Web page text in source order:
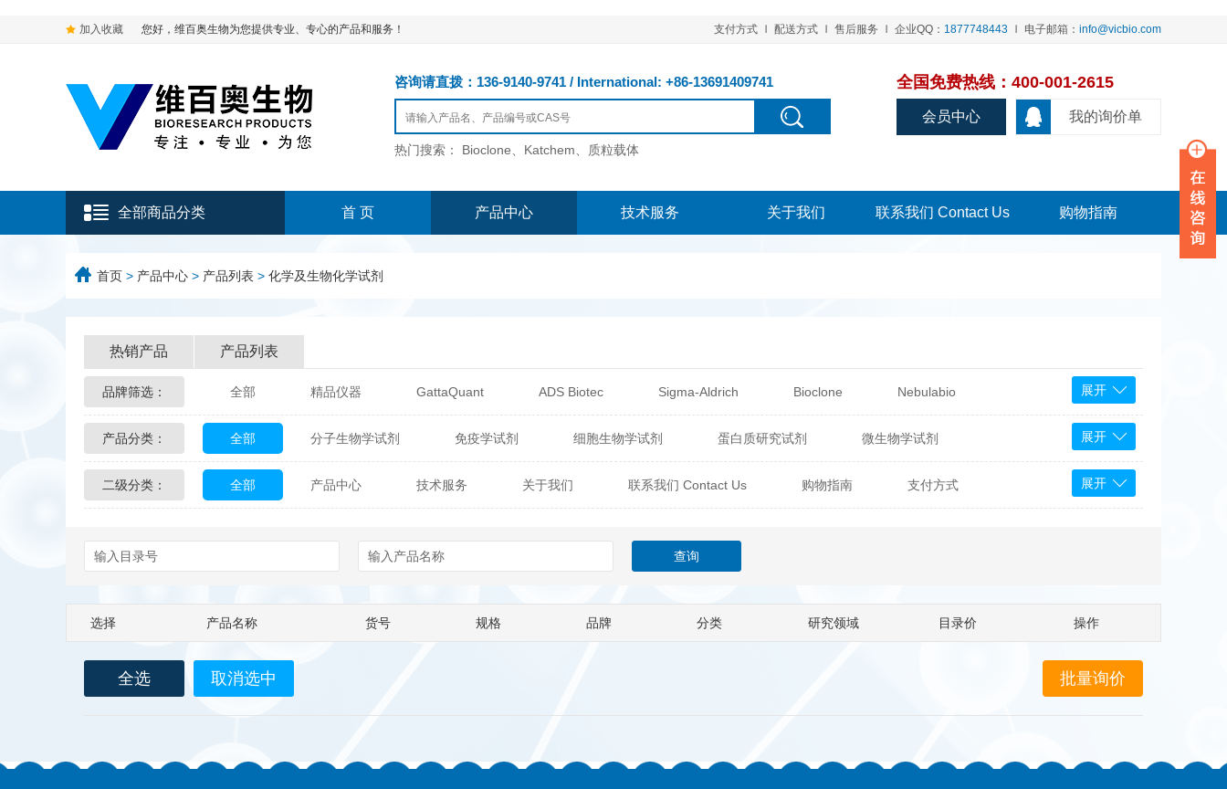
加入收藏 您好，维百奥生物为您提供专业、专心的产品和服务！ 支付方式 配送方式 售后服务 企业QQ： 1877748443 电子邮箱： info@vicbio.com
咨询请直拨：136-9140-9741 / International: +86-13691409741
热门搜索： Bioclone、Katchem、质粒载体
全国免费热线：400-001-2615
我的询价单
会员中心
全部商品分类 首 页 产品中心 技术服务 关于我们 联系我们 Contact Us 购物指南
首页 > 产品中心 > 产品列表 > 化学及生物化学试剂
热销产品 产品列表
品牌筛选： 全部 精品仪器 GattaQuant ADS Biotec Sigma-Aldrich Bioclone Nebulabio
Glycon Biochem Sterlitech 热销产品 辰辉创聚生物® (Nebulabio) BPS Bioscience
Echelon Biosciences Verichem Laboratories Vicbio Biotech Click Chemistry Tools Bioassay Systems
Biotez Berlin Diametra ChemPep Eagle Biosciences Cytodiagnostics
Berry & Associates
Abbexa AbD Serotec Abnova Active Motif
展开
产品分类： 全部 分子生物学试剂 免疫学试剂 细胞生物学试剂 蛋白质研究试剂 微生物学试剂
化学及生物化学试剂 材料学试剂 仪器及设备 耗材及常用物品 其他产品
展开
二级分类： 全部 产品中心 技术服务 关于我们 联系我们 Contact Us 购物指南 支付方式 展开
选择 产品名称 货号 规格 品牌 分类 研究领域 目录价 操作
全选 取消选中